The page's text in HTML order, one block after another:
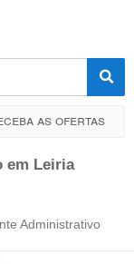
as ofertas
Agência de
em Leiria
Administrativo